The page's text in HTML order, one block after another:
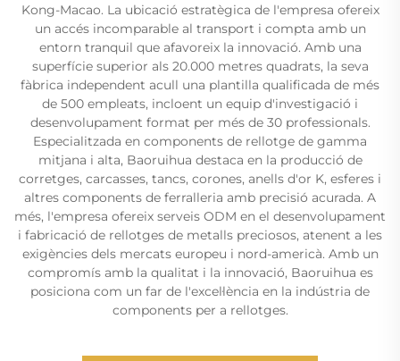
Kong-Macao. La ubicació estratègica de l'empresa ofereix
un accés incomparable al transport i compta amb un
entorn tranquil que afavoreix la innovació. Amb una
superfície superior als 20.000 metres quadrats, la seva
fàbrica independent acull una plantilla qualificada de més
de 500 empleats, incloent un equip d'investigació i
desenvolupament format per més de 30 professionals.
Especialitzada en components de rellotge de gamma
mitjana i alta, Baoruihua destaca en la producció de
corretges, carcasses, tancs, corones, anells d'or K, esferes i
altres components de ferralleria amb precisió acurada. A
més, l'empresa ofereix serveis ODM en el desenvolupament
i fabricació de rellotges de metalls preciosos, atenent a les
exigències dels mercats europeu i nord-americà. Amb un
compromís amb la qualitat i la innovació, Baoruihua es
posiciona com un far de l'excel·lència en la indústria de
components per a rellotges.